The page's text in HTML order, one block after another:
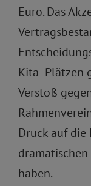
Euro. Das
Kita- Plätzen
Verstoß
Druck auf
haben.